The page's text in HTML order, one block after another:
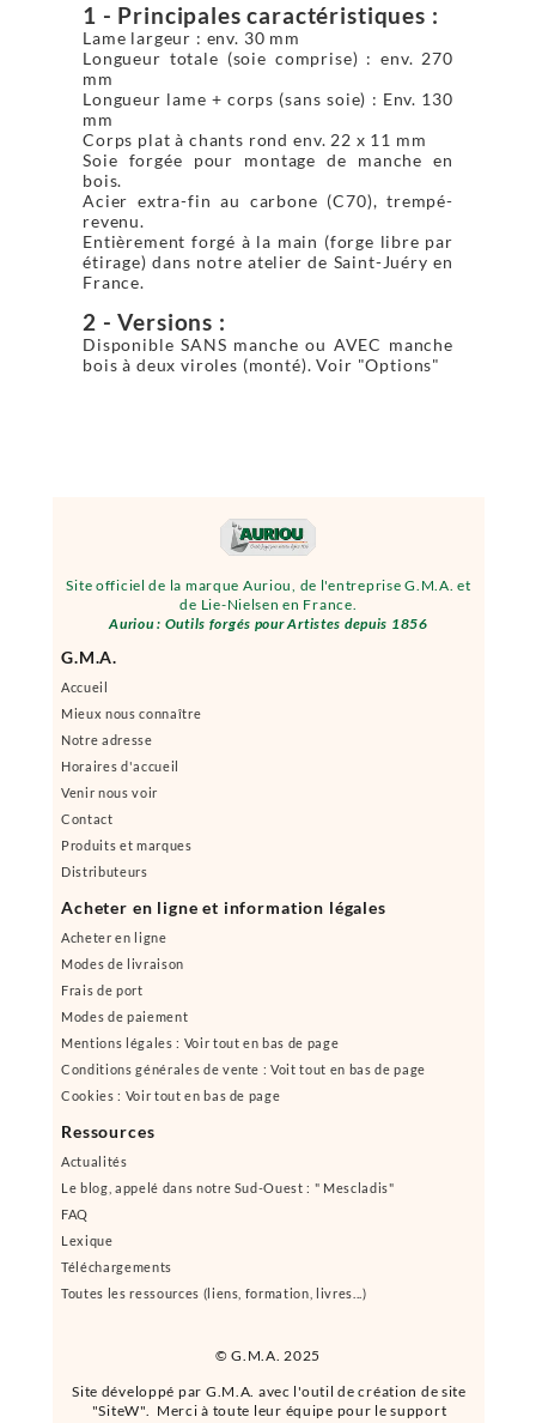
© G.M.A. 2025
Site officiel de la marque Auriou, de l'entreprise G.M.A. et
de Lie-Nielsen en France.
Auriou : Outils forgés pour Artistes depuis 1856
Site développé par G.M.A. avec l'outil de création de site
"SiteW". Merci à toute leur équipe pour le support
G.M.A.
Accueil
Mieux nous connaître
Notre adresse
Horaires d'accueil
Venir nous voir
Contact
Produits et marques
Distributeurs
Acheter en ligne et information légales
Acheter en ligne
Modes de livraison
Frais de port
Modes de paiement
Mentions légales : Voir tout en bas de page
Conditions générales de vente : Voit tout en bas de page
Cookies : Voir tout en bas de page
Ressources
Actualités
Le blog, appelé dans notre Sud-Ouest : " Mescladis"
FAQ
Lexique
Téléchargements
Toutes les ressources (liens, formation, livres...)
1 - Principales caractéristiques :
Lame largeur : env. 30 mm
Longueur totale (soie comprise) : env. 270
mm
Longueur lame + corps (sans soie) : Env. 130
mm
Corps plat à chants rond env. 22 x 11 mm
Soie forgée pour montage de manche en
bois.
Acier extra-fin au carbone (C70), trempé-
revenu.
Entièrement forgé à la main (forge libre par
étirage) dans notre atelier de Saint-Juéry en
France.
2 - Versions :
Disponible SANS manche ou AVEC manche
bois à deux viroles (monté). Voir "Options"